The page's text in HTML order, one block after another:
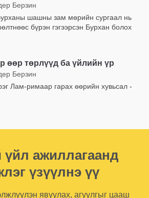
Берзин
шашны зам мөрийн сургаал нь
бүрэн гэгээрсэн Бурхан болох
өөр төрлүүд ба үйлийн үр
Берзин
Лам-римаар гарах өөрийн хувьсал -
ажиллагаанд
үзүүлнэ үү
явуулах, агуулгыг цааш